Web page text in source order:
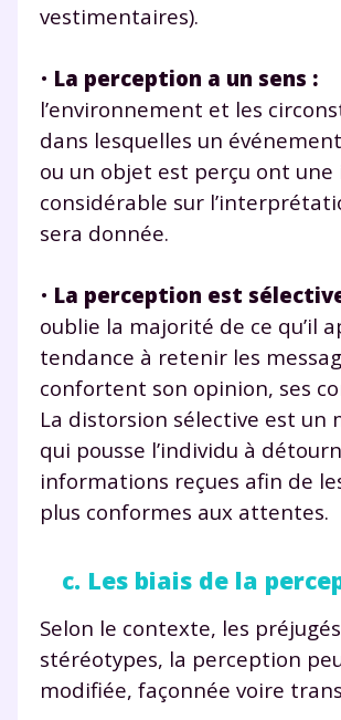
vestimentaires).
• La perception a un sens :
l’environnement et les
dans lesquelles un événement
ou un objet est perçu ont une
considérable sur
sera donnée.
• La perception est
oublie la majorité de ce qu’il
tendance à retenir les
confortent son opinion, ses
La distorsion sélective est un
qui pousse l’individu à
informations reçues afin de
plus conformes aux attentes.
c. Les biais de la
Selon le contexte, les
stéréotypes, la perception
modifiée, façonnée voire
Envie de
et de réussir
année
Testez
pendant 24h notre
scolaire !
Fiches de cours et vidéos,
corrigés
podcasts de
Unespace dédié aux